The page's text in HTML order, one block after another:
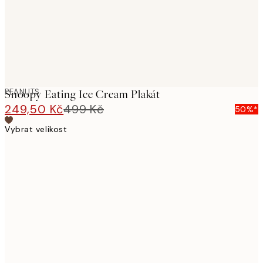
PEANUTS
Snoopy Eating Ice Cream Plakát
249,50 Kč499 Kč
50%*
Vybrat velikost